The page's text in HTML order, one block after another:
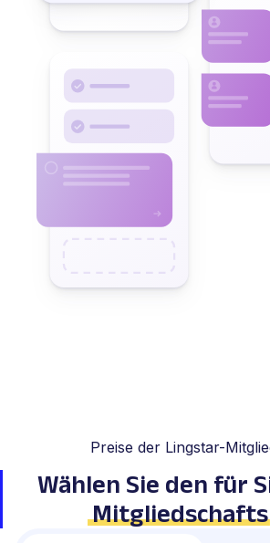
Preise der Lingstar-
Wählen Sie den für